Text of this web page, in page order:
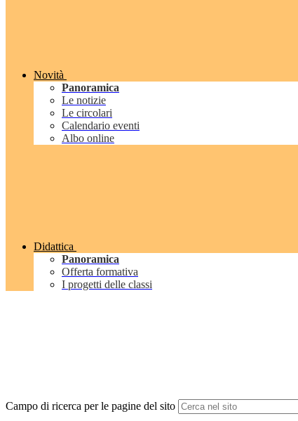
Novità
Panoramica
Le notizie
Le circolari
Calendario eventi
Albo online
Didattica
Panoramica
Offerta formativa
I progetti delle classi
Campo di ricerca per le pagine del sito